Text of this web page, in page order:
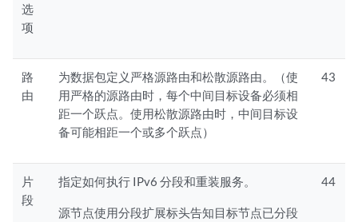
选
项
路
由
为数据包定义严格源路由和松散源路由。（使
用严格的源路由时，每个中间目标设备必须相
距一个跃点。使用松散源路由时，中间目标设
备可能相距一个或多个跃点）
43
片
段
指定如何执行 IPv6 分段和重装服务。
源节点使用分段扩展标头告知目标节点已分段
44